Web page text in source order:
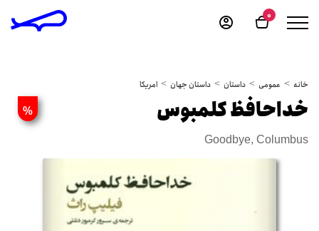
0
خانه عمومی داستان داستان جهان امریکا
% خداحافظ کلمبوس
Goodbye, Columbus